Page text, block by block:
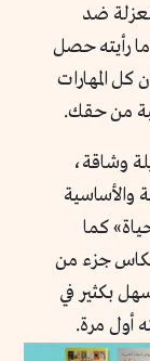
ضد
رأيته حصل
المهارات
من حقك.
وشاقة،
والأساسية
كما
جزء من
بكثير في
أول مرة.